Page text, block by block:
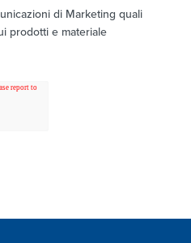
di Marketing quali
prodotti e materiale